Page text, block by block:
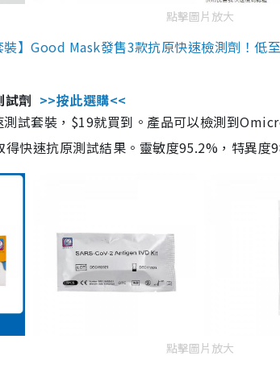
點擊圖片放大
】Good Mask發售3款抗原快速檢測劑！低
試劑 >>按此選購<<
測試套裝，$19就買到。產品可以檢測到
快速抗原測試結果。靈敏度95.2%，特異度
點擊圖片放大